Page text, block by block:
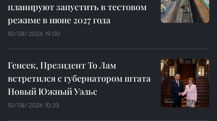
планируют запустить в тестовом
режиме в июне 2027 года
10/08/2026 19:00
Генсек, Президент То Лам
встретился с губернатором штата
Новый Южный Уэльс
10/08/2026 10:33